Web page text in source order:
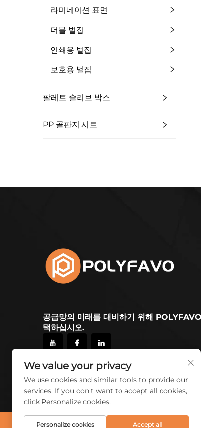
라미네이션 표면
더블 벌집
인쇄용 벌집
보호용 벌집
팔레트 슬리브 박스
PP 골판지 시트
공급망의 미래를 대비하기 위해
택하십시오.
We value your privacy
We use cookies and similar tools to provide our
services. If you don't want to accept all cookies,
click Personalize cookies.
Personalize cookies Accept all